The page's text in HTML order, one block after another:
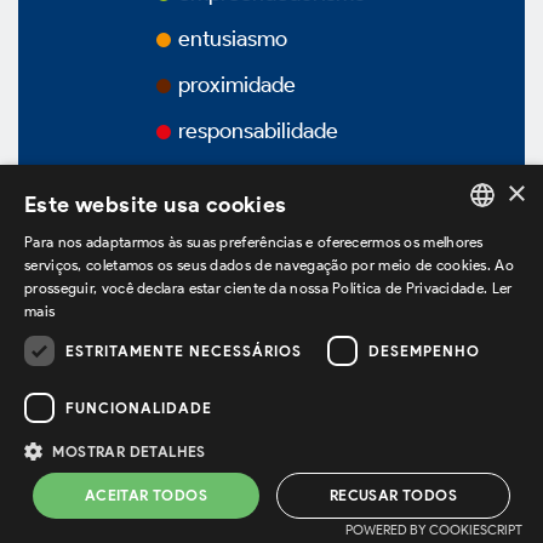
Vídeos
Podcasts
Governança Corporativa
Visão Geral
Estatuto Social
entusiasmo
proximidade
responsabilidade
estamos no LinkedIn
Powered by MZ
PORTUGUESE
×
Este website usa cookies
Para nos adaptarmos às suas preferências e oferecermos os melhores
serviços, coletamos os seus dados de navegação por meio de cookies. Ao
prosseguir, você declara estar ciente da nossa Política de Privacidade. Ler
mais
ESTRITAMENTE NECESSÁRIOS DESEMPENHO
FUNCIONALIDADE
MOSTRAR DETALHES
ACEITAR TODOS RECUSAR TODOS
POWERED BY COOKIESCRIPT